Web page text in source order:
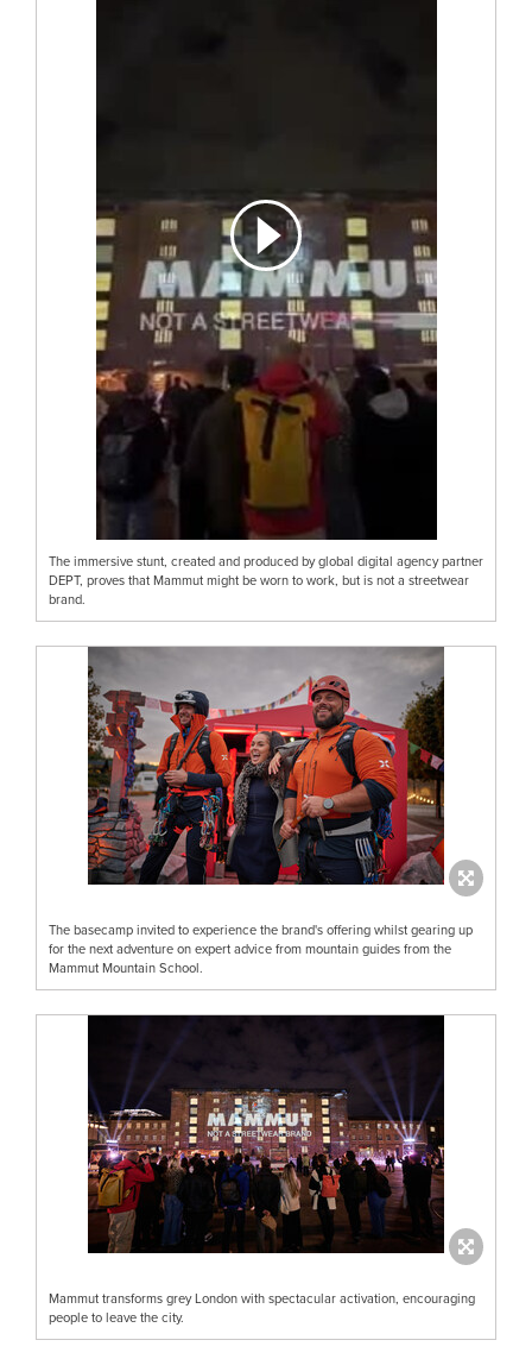
The immersive stunt, created and produced by global digital agency partner
DEPT, proves that Mammut might be worn to work, but is not a streetwear
brand.
The basecamp invited to experience the brand's offering whilst gearing up
for the next adventure on expert advice from mountain guides from the
Mammut Mountain School.
Mammut transforms grey London with spectacular activation, encouraging
people to leave the city.